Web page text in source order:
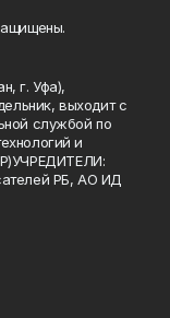
г. Уфа),
выходит с
службой по
и
РБ, АО ИД